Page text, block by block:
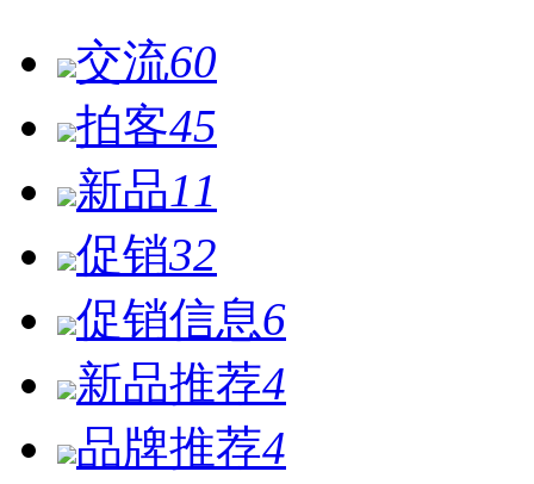
交流60
拍客45
新品11
促销32
促销信息6
新品推荐4
品牌推荐4